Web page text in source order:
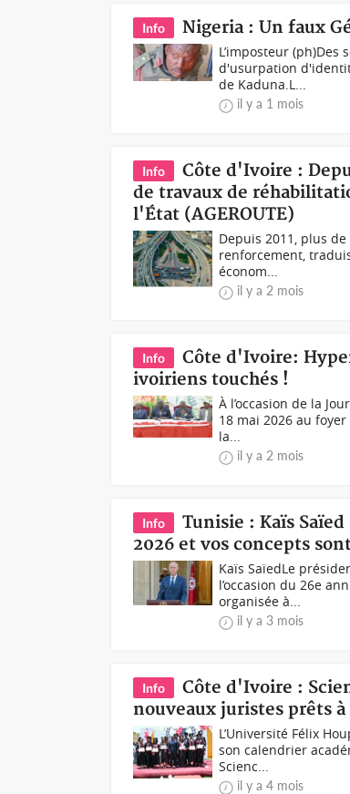
Info Nigeria : Un faux
L’imposteur
d'usurpation
de Kaduna.L...
il y a 1 mois
Info
Côte d'Ivoire :
de travaux de
l'État (AGEROUTE)
Depuis 2011, plus
renforcement,
économ...
il y a 2 mois
Info
Côte d'Ivoire:
ivoiriens touchés !
À l’occasion de la
18 mai 2026 au
la...
il y a 2 mois
Info
Tunisie : Kaïs
2026 et vos concepts
Kaïs SaïedLe
l’occasion du 26e
organisée à...
il y a 3 mois
Info
Côte d'Ivoire :
nouveaux juristes prêts
L’Université Félix
son calendrier
Scienc...
il y a 4 mois